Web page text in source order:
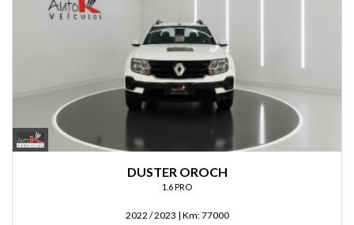
DUSTER OROCH
1.6 PRO
2022 / 2023 | Km:77000